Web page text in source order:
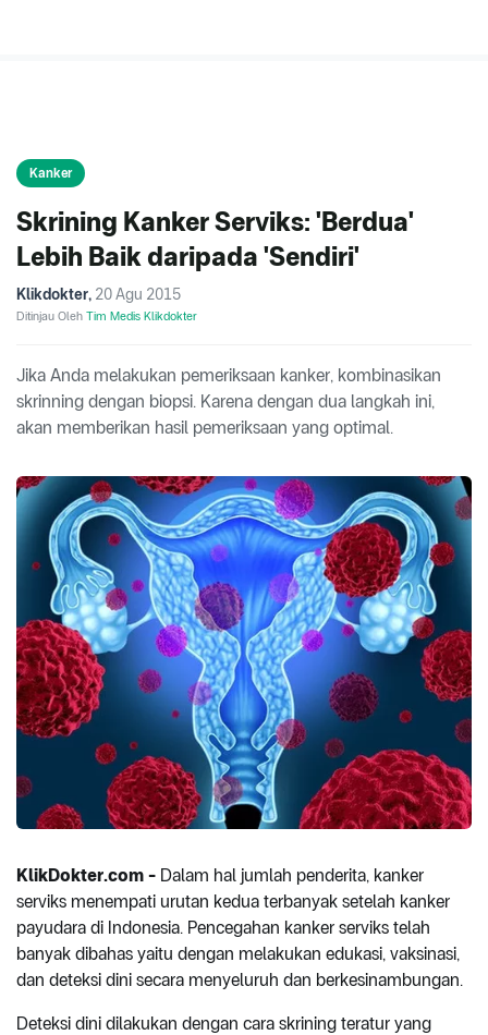
Kanker
Skrining Kanker Serviks: 'Berdua'
Lebih Baik daripada 'Sendiri'
Klikdokter, 20 Agu 2015
Ditinjau Oleh Tim Medis Klikdokter
Jika Anda melakukan pemeriksaan kanker, kombinasikan
skrinning dengan biopsi. Karena dengan dua langkah ini,
akan memberikan hasil pemeriksaan yang optimal.
KlikDokter.com - Dalam hal jumlah penderita, kanker
serviks menempati urutan kedua terbanyak setelah kanker
payudara di Indonesia. Pencegahan kanker serviks telah
banyak dibahas yaitu dengan melakukan edukasi, vaksinasi,
dan deteksi dini secara menyeluruh dan berkesinambungan.
Deteksi dini dilakukan dengan cara skrining teratur yang